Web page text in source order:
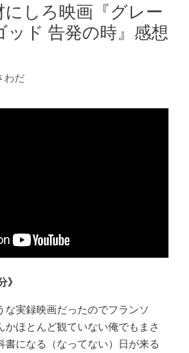
しろ映画『グレー
ッド 告発の時』感想
わだ
》
な実録映画だったのでフランソ
かほとんど観ていない俺でもまさ
書になる（なってない）日が来る